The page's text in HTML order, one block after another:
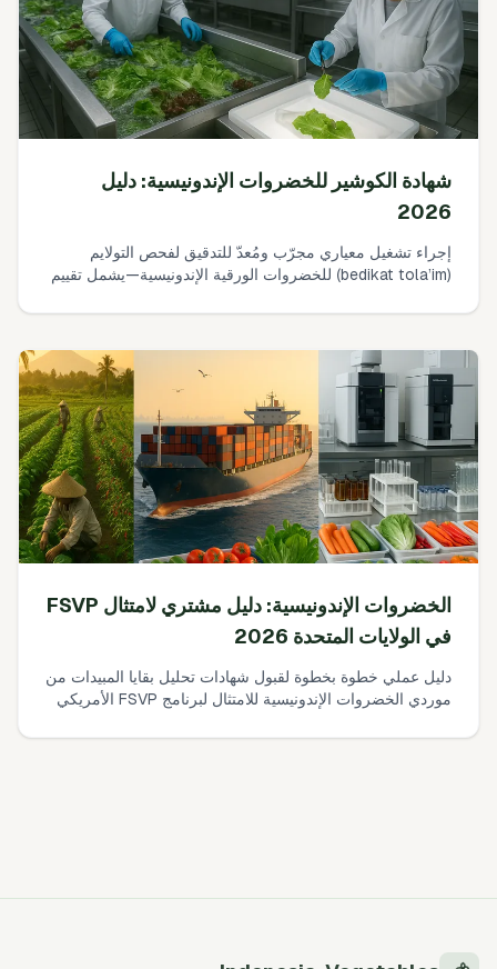
شهادة الكوشير للخضروات الإندونيسية: دليل
2026
إجراء تشغيل معياري مجرّب ومُعدّ للتدقيق لفحص التولايم
(bedikat tola’im) للخضروات الورقية الإندونيسية—يشمل تقييم
إرشادات المطهّرات، التدريب، والتوثيق لتدقيقات 2026.
الخضروات الإندونيسية: دليل مشتري لامتثال FSVP
في الولايات المتحدة 2026
دليل عملي خطوة بخطوة لقبول شهادات تحليل بقايا المبيدات من
موردي الخضروات الإندونيسية للامتثال لبرنامج FSVP الأمريكي
اختيار مختبرات ISO 17025، تحديد تكرار الاختبار، وتوثيق